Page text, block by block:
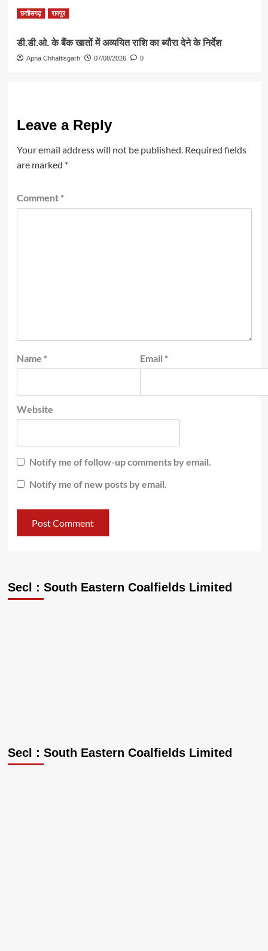
छत्तीसगढ़ रायपुर
डी.डी.ओ. के बैंक खातों में अव्ययित राशि का ब्यौरा देने के निर्देश
Apna Chhattisgarh 07/08/2026 0
Leave a Reply
Your email address will not be published. Required fields
are marked *
Comment *
Name * Email *
Website
Notify me of follow-up comments by email.
Notify me of new posts by email.
Secl : South Eastern Coalfields Limited
Secl : South Eastern Coalfields Limited